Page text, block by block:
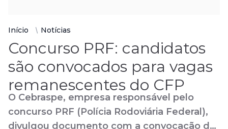
Início Notícias
Concurso PRF: candidatos
são convocados para vagas
remanescentes do CFP
O Cebraspe, empresa responsável pelo
concurso PRF (Polícia Rodoviária Federal),
divulgou documento com a convocação de